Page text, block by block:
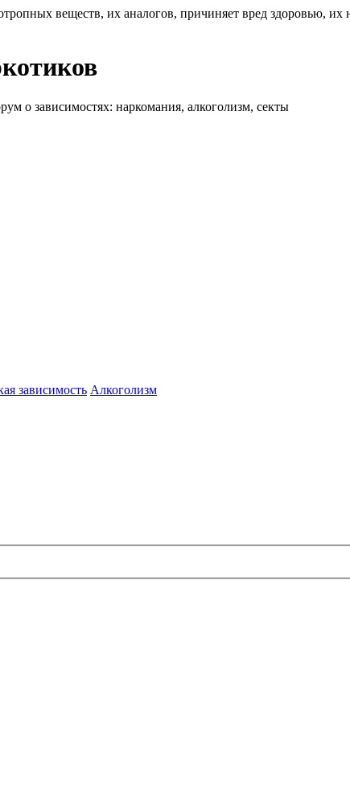
веществ, их аналогов, причиняет вред здоровью,
о зависимостях: наркомания, алкоголизм, секты
зависимость Алкоголизм